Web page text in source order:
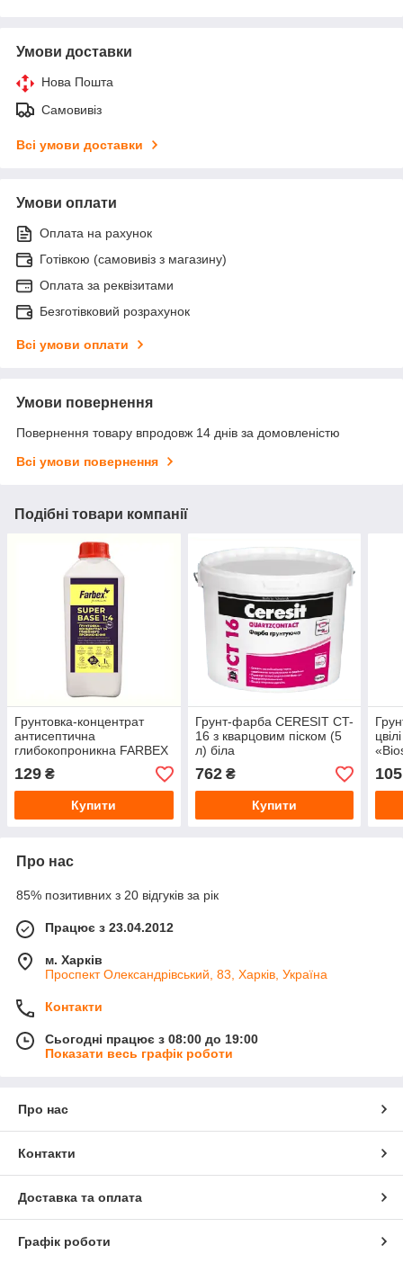
Умови доставки
Нова Пошта
Самовивіз
Всі умови доставки
Умови оплати
Оплата на рахунок
Готівкою (самовивіз з магазину)
Оплата за реквізитами
Безготівковий розрахунок
Всі умови оплати
Умови повернення
Повернення товару впродовж 14 днів за домовленістю
Всі умови повернення
Подібні товари компанії
Грунтовка-концентрат
антисептична
глибокопроникна FARBEX
Super Base (1:4) 1 л
129 ₴
Купити
Грунт-фарба CERESIT CT-
16 з кварцовим піском (5
л) біла
762₴
Купити
105
Про нас
85% позитивних з 20 відгуків за рік
Працює з 23.04.2012
м. Харків
Проспект Олександрівський, 83, Харків, Україна
Контакти
Сьогодні працює з 08:00 до 19:00
Показати весь графік роботи
Про нас
Контакти
Доставка та оплата
Графік роботи